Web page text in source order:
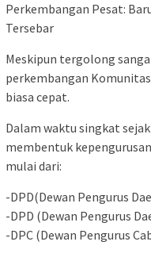
Perkembangan Pesat:
Tersebar
Meskipun tergolong
perkembangan
biasa cepat.
Dalam waktu singkat
membentuk
mulai dari:
-DPD(Dewan Pengurus
-DPD (Dewan Pengurus
-DPC (Dewan Pengurus